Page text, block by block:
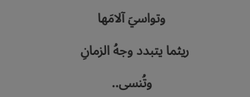
وتواسيَ‭ ‬آلامَها
ريثما‭ ‬يتبدد‭ ‬وجهُ‭ ‬الزمانِ‭ ‬‮ ‬
وتُنسى‭..‬